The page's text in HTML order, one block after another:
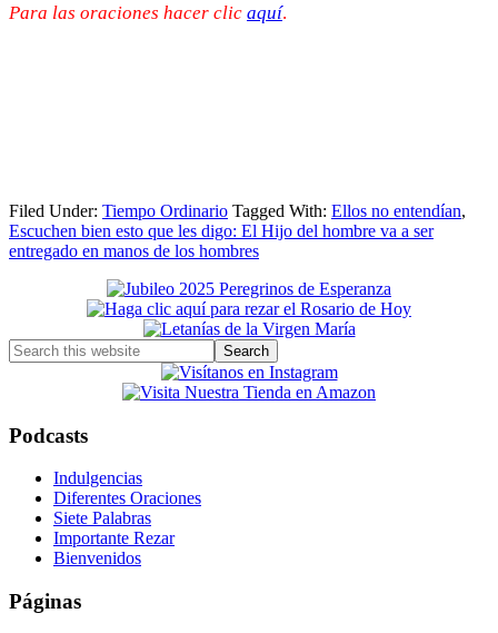
Para las oraciones hacer clic aquí.
Filed Under: Tiempo Ordinario Tagged With: Ellos no entendían,
Escuchen bien esto que les digo: El Hijo del hombre va a ser
entregado en manos de los hombres
Primary
Sidebar
Search
this
Podcasts
Indulgencias
Diferentes Oraciones
Siete Palabras
Importante Rezar
Bienvenidos
Páginas